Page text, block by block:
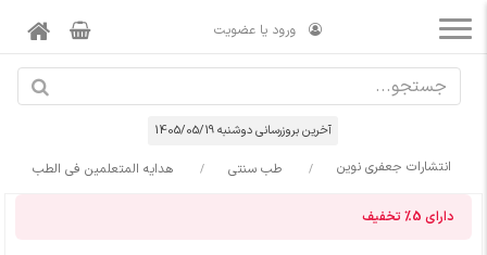
ورود یا عضویت
آخرین بروزرسانی دوشنبه 1405/05/19
انتشارات جعفری نوین طب سنتی هدایه المتعلمین فی الطب
دارای 5% تخفیف